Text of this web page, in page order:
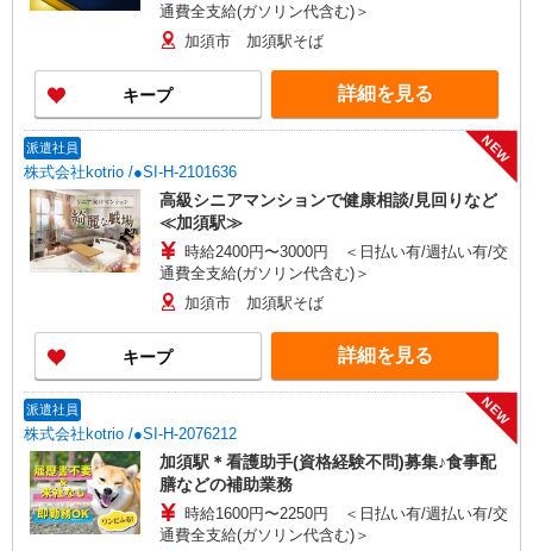
通費全支給(ガソリン代含む)＞
加須市 加須駅そば
キープ 詳細を見る
派遣社員
株式会社kotrio /●SI-H-2101636
NEW
高級シニアマンションで健康相談/見回りなど
≪加須駅≫
時給2400円〜3000円 ＜日払い有/週払い有/交
通費全支給(ガソリン代含む)＞
加須市 加須駅そば
キープ 詳細を見る
派遣社員
株式会社kotrio /●SI-H-2076212
NEW
加須駅＊看護助手(資格経験不問)募集♪食事配
膳などの補助業務
時給1600円〜2250円 ＜日払い有/週払い有/交
通費全支給(ガソリン代含む)＞